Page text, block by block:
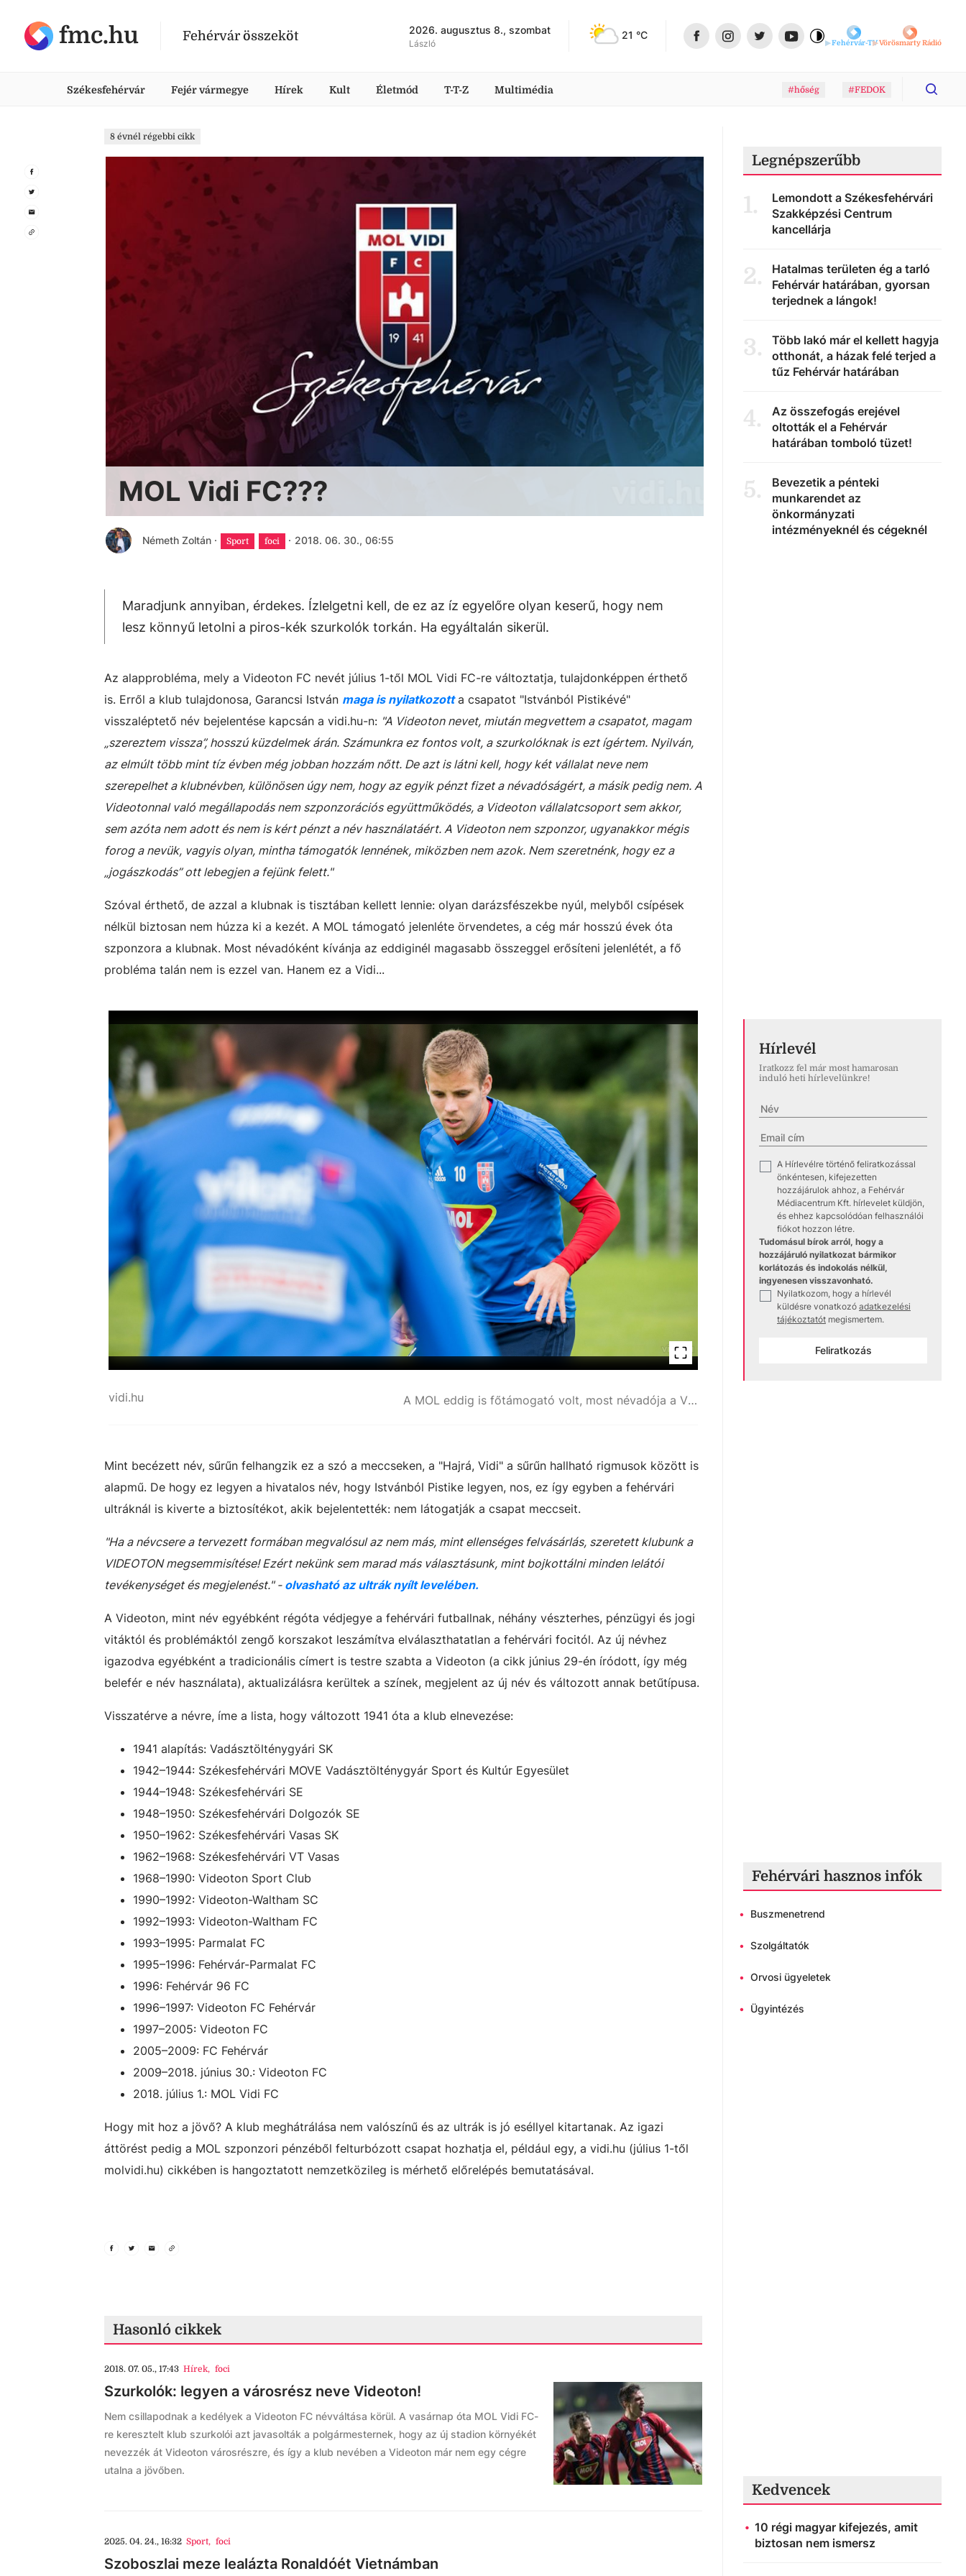
fmc.hu Fehérvár összeköt 2026. augusztus 8., szombat
László
21 °C
Fehérvár-TVVörösmarty Rádió
Székesfehérvár Fejér vármegye Hírek Kult Életmód T-T-Z Multimédia #hőség #FEDOK
8 évnél régebbi cikk
MOL Vidi FC???
Németh Zoltán · Sport foci · 2018. 06. 30., 06:55
Maradjunk annyiban, érdekes. Ízlelgetni kell, de ez az íz egyelőre olyan keserű, hogy nem
lesz könnyű letolni a piros-kék szurkolók torkán. Ha egyáltalán sikerül.
Az alapprobléma, mely a Videoton FC nevét július 1-től MOL Vidi FC-re változtatja, tulajdonképpen érthető
is. Erről a klub tulajdonosa, Garancsi István maga is nyilatkozotta csapatot "Istvánból Pistikévé"
visszaléptető név bejelentése kapcsán a vidi.hu-n: "A Videoton nevet, miután megvettem a csapatot, magam
„szereztem vissza”, hosszú küzdelmek árán. Számunkra ez fontos volt, a szurkolóknak is ezt ígértem. Nyilván,
az elmúlt több mint tíz évben még jobban hozzám nőtt. De azt is látni kell, hogy két vállalat neve nem
szerepelhet a klubnévben, különösen úgy nem, hogy az egyik pénzt fizet a névadóságért, a másik pedig nem. A
Videotonnal való megállapodás nem szponzorációs együttműködés, a Videoton vállalatcsoport sem akkor,
sem azóta nem adott és nem is kért pénzt a név használatáért. A Videoton nem szponzor, ugyanakkor mégis
forog a nevük, vagyis olyan, mintha támogatók lennének, miközben nem azok. Nem szeretnénk, hogy ez a
„jogászkodás” ott lebegjen a fejünk felett."
Szóval érthető, de azzal a klubnak is tisztában kellett lennie: olyan darázsfészekbe nyúl, melyből csípések
nélkül biztosan nem húzza ki a kezét. A MOL támogató jelenléte örvendetes, a cég már hosszú évek óta
szponzora a klubnak. Most névadóként kívánja az eddiginél magasabb összeggel erősíteni jelenlétét, a fő
probléma talán nem is ezzel van. Hanem ez a Vidi...
vidi.hu A MOL eddig is főtámogató volt, most névadója a Vidinek. Szó szerint a Vidinek.
Mint becézett név, sűrűn felhangzik ez a szó a meccseken, a "Hajrá, Vidi" a sűrűn hallható rigmusok között is
alapmű. De hogy ez legyen a hivatalos név, hogy Istvánból Pistike legyen, nos, ez így egyben a fehérvári
ultráknál is kiverte a biztosítékot, akik bejelentették: nem látogatják a csapat meccseit.
"Ha a névcsere a tervezett formában megvalósul az nem más, mint ellenséges felvásárlás, szeretett klubunk a
VIDEOTON megsemmisítése! Ezért nekünk sem marad más választásunk, mint bojkottálni minden lelátói
tevékenységet és megjelenést." - olvasható az ultrák nyílt levelében.
A Videoton, mint név egyébként régóta védjegye a fehérvári futballnak, néhány vészterhes, pénzügyi és jogi
vitáktól és problémáktól zengő korszakot leszámítva elválaszthatatlan a fehérvári focitól. Az új névhez
igazodva egyébként a tradicionális címert is testre szabta a Videoton (a cikk június 29-én íródott, így még
belefér e név használata), aktualizálásra kerültek a színek, megjelent az új név és változott annak betűtípusa.
Visszatérve a névre, íme a lista, hogy változott 1941 óta a klub elnevezése:
1941 alapítás: Vadásztölténygyári SK
1942–1944: Székesfehérvári MOVE Vadásztölténygyár Sport és Kultúr Egyesület
1944–1948: Székesfehérvári SE
1948–1950: Székesfehérvári Dolgozók SE
1950–1962: Székesfehérvári Vasas SK
1962–1968: Székesfehérvári VT Vasas
1968–1990: Videoton Sport Club
1990–1992: Videoton-Waltham SC
1992–1993: Videoton-Waltham FC
1993–1995: Parmalat FC
1995–1996: Fehérvár-Parmalat FC
1996: Fehérvár 96 FC
1996–1997: Videoton FC Fehérvár
1997–2005: Videoton FC
2005–2009: FC Fehérvár
2009–2018. június 30.: Videoton FC
2018. július 1.: MOL Vidi FC
Hogy mit hoz a jövő? A klub meghátrálása nem valószínű és az ultrák is jó eséllyel kitartanak. Az igazi
áttörést pedig a MOL szponzori pénzéből felturbózott csapat hozhatja el, például egy, a vidi.hu (július 1-től
molvidi.hu) cikkében is hangoztatott nemzetközileg is mérhető előrelépés bemutatásával.
Hasonló cikkek
2018. 07. 05., 17:43 Hírek, foci
Szurkolók: legyen a városrész neve Videoton!
Nem csillapodnak a kedélyek a Videoton FC névváltása körül. A vasárnap óta MOL Vidi FC-
re keresztelt klub szurkolói azt javasolták a polgármesternek, hogy az új stadion környékét
nevezzék át Videoton városrészre, és így a klub nevében a Videoton már nem egy cégre
utalna a jövőben.
2025. 04. 24., 16:32 Sport, foci
Szoboszlai meze lealázta Ronaldóét Vietnámban
Legnépszerűbb
1.
Lemondott a Székesfehérvári
Szakképzési Centrum
kancellárja
2.
Hatalmas területen ég a tarló
Fehérvár határában, gyorsan
terjednek a lángok!
3.
Több lakó már el kellett hagyja
otthonát, a házak felé terjed a
tűz Fehérvár határában
4.
Az összefogás erejével
oltották el a Fehérvár
határában tomboló tüzet!
5.
Bevezetik a pénteki
munkarendet az
önkormányzati
intézményeknél és cégeknél
Hírlevél
Iratkozz fel már most hamarosan
induló heti hírlevelünkre!
A Hírlevélre történő feliratkozással
önkéntesen, kifejezetten
hozzájárulok ahhoz, a Fehérvár
Médiacentrum Kft. hírlevelet küldjön,
és ehhez kapcsolódóan felhasználói
fiókot hozzon létre.
Tudomásul bírok arról, hogy a
hozzájáruló nyilatkozat bármikor
korlátozás és indokolás nélkül,
ingyenesen visszavonható.
Nyilatkozom, hogy a hírlevél
küldésre vonatkozó adatkezelési
tájékoztatót megismertem.
Feliratkozás
Fehérvári hasznos infók
• Buszmenetrend
• Szolgáltatók
• Orvosi ügyeletek
• Ügyintézés
Kedvencek
10 régi magyar kifejezés, amit
biztosan nem ismersz